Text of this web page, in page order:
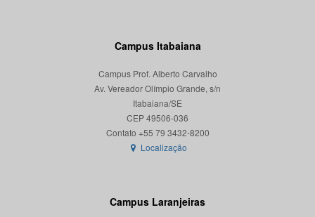
Campus Itabaiana
Campus Prof. Alberto Carvalho
Av. Vereador Olímpio Grande, s/n
Itabaiana/SE
CEP 49506-036
Localização
Campus Laranjeiras